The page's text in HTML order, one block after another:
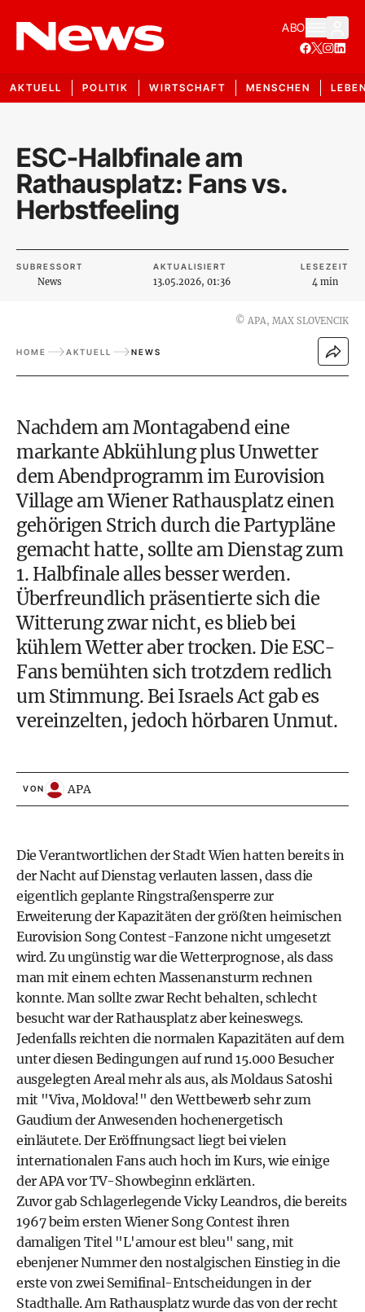
ABO
AKTUELL POLITIK WIRTSCHAFT MENSCHEN
ESC-Halbfinale am
Rathausplatz: Fans vs.
Herbstfeeling
SUBRESSORT
News
AKTUALISIERT
13.05.2026, 01:36
LESEZEIT
4 min
© APA, MAX SLOVENCIK
HOME AKTUELL NEWS
Nachdem am Montagabend eine
markante Abkühlung plus Unwetter
dem Abendprogramm im Eurovision
Village am Wiener Rathausplatz einen
gehörigen Strich durch die Partypläne
gemacht hatte, sollte am Dienstag zum
1. Halbfinale alles besser werden.
Überfreundlich präsentierte sich die
Witterung zwar nicht, es blieb bei
kühlem Wetter aber trocken. Die ESC-
Fans bemühten sich trotzdem redlich
um Stimmung. Bei Israels Act gab es
vereinzelten, jedoch hörbaren Unmut.
VON APA
Die Verantwortlichen der Stadt Wien hatten bereits in
der Nacht auf Dienstag verlauten lassen, dass die
eigentlich geplante Ringstraßensperre zur
Erweiterung der Kapazitäten der größten heimischen
Eurovision Song Contest-Fanzone nicht umgesetzt
wird. Zu ungünstig war die Wetterprognose, als dass
man mit einem echten Massenansturm rechnen
konnte. Man sollte zwar Recht behalten, schlecht
besucht war der Rathausplatz aber keineswegs.
Jedenfalls reichten die normalen Kapazitäten auf dem
unter diesen Bedingungen auf rund 15.000 Besucher
ausgelegten Areal mehr als aus, als Moldaus Satoshi
mit "Viva, Moldova!" den Wettbewerb sehr zum
Gaudium der Anwesenden hochenergetisch
einläutete. Der Eröffnungsact liegt bei vielen
internationalen Fans auch hoch im Kurs, wie einige
der APA vor TV-Showbeginn erklärten.
Zuvor gab Schlagerlegende Vicky Leandros, die bereits
1967 beim ersten Wiener Song Contest ihren
damaligen Titel "L'amour est bleu" sang, mit
ebenjener Nummer den nostalgischen Einstieg in die
erste von zwei Semifinal-Entscheidungen in der
Stadthalle. Am Rathausplatz wurde das von der recht